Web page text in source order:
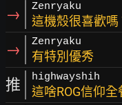
→ Zenryaku
這機殼很喜歡
→ Zenryaku
有特別優秀
推 highwayshih
這啥ROG信仰全